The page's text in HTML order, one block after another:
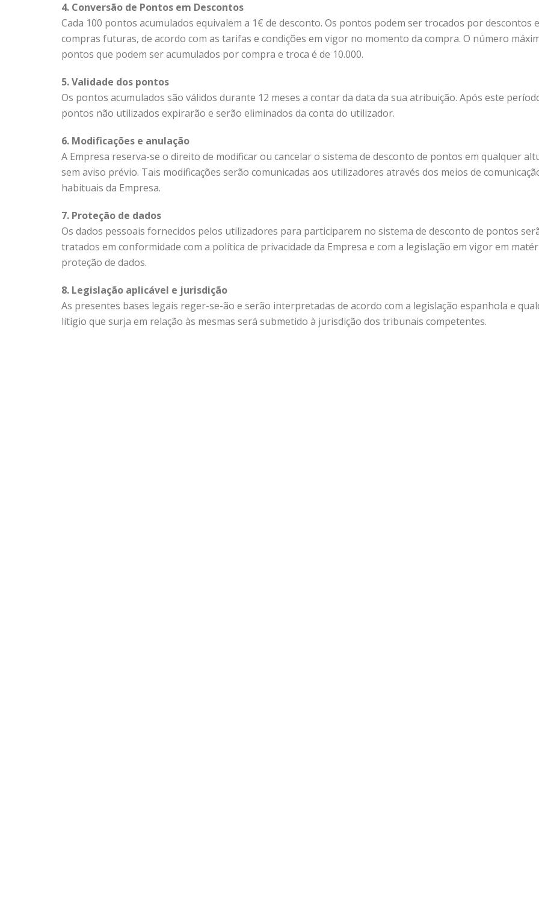
4. Conversão de Pontos em Descontos
Cada 100 pontos acumulados equivalem a 1€ de desconto. Os pontos podem ser trocados por descontos
compras futuras, de acordo com as tarifas e condições em vigor no momento da compra. O número
pontos que podem ser acumulados por compra e troca é de 10.000.
5. Validade dos pontos
Os pontos acumulados são válidos durante 12 meses a contar da data da sua atribuição. Após este
pontos não utilizados expirarão e serão eliminados da conta do utilizador.
6. Modificações e anulação
A Empresa reserva-se o direito de modificar ou cancelar o sistema de desconto de pontos em qualquer
sem aviso prévio. Tais modificações serão comunicadas aos utilizadores através dos meios de
habituais da Empresa.
7. Proteção de dados
Os dados pessoais fornecidos pelos utilizadores para participarem no sistema de desconto de pontos
tratados em conformidade com a política de privacidade da Empresa e com a legislação em vigor em
proteção de dados.
8. Legislação aplicável e jurisdição
As presentes bases legais reger-se-ão e serão interpretadas de acordo com a legislação espanhola e
litígio que surja em relação às mesmas será submetido à jurisdição dos tribunais competentes.